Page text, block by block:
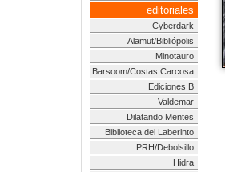
editoriales
Cyberdark
Alamut/Bibliópolis
Minotauro
Barsoom/Costas Carcosa
Ediciones B
Valdemar
Dilatando Mentes
Biblioteca del Laberinto
PRH/Debolsillo
Hidra